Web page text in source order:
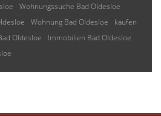
Wohnungssuche Bad Oldesloe
Wohnung Bad Oldesloe
kaufen
Oldesloe
Immobilien Bad Oldesloe